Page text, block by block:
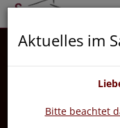
zurück
Aktuelles im
Bitte beachtet